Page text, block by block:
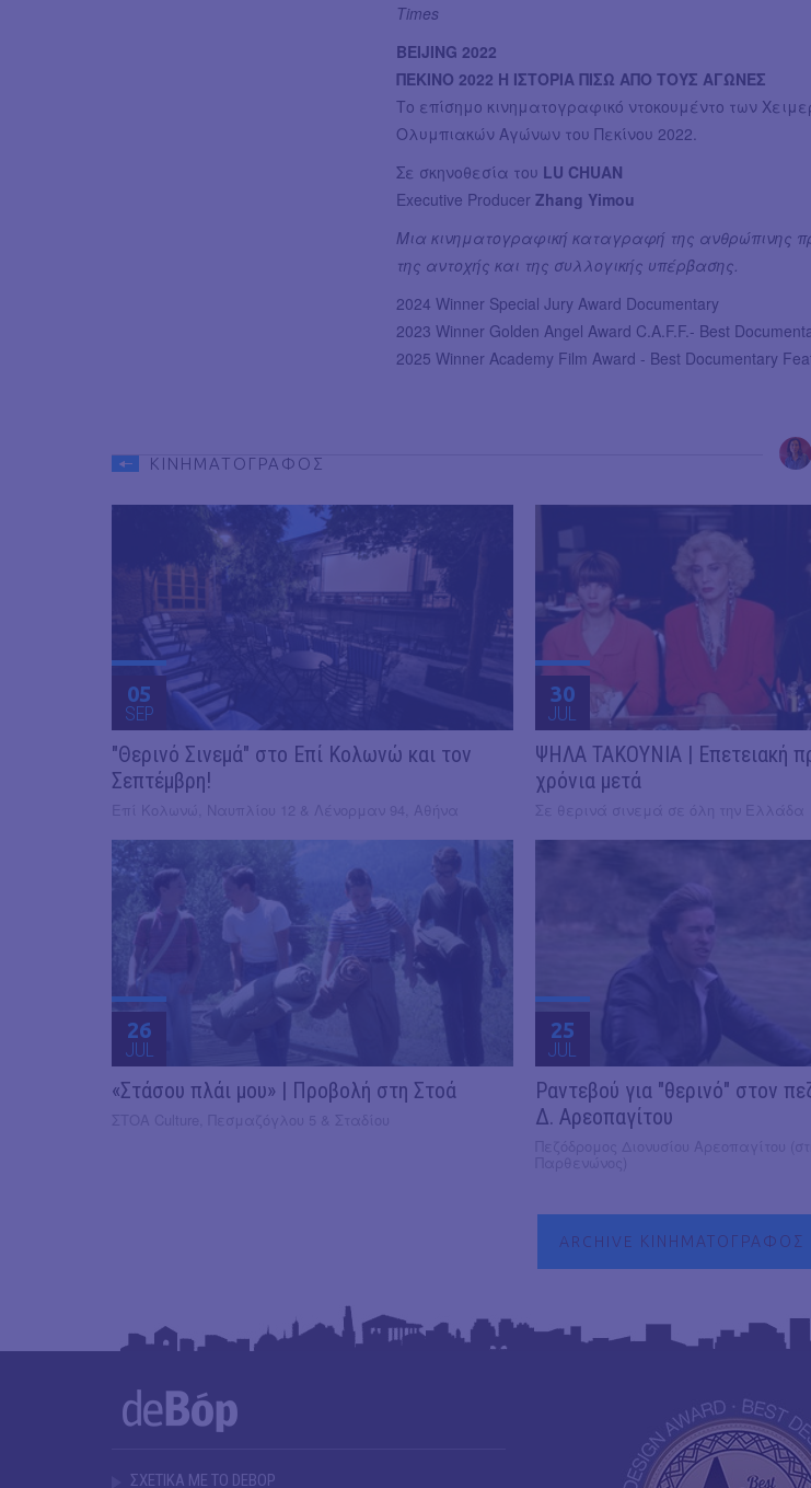
Times
BEIJING 2022
ΠΕΚΙΝΟ 2022 Η ΙΣΤΟΡΙΑ ΠΙΣΩ ΑΠΟ ΤΟΥΣ ΑΓΩΝΕΣ
Το επίσημο κινηματογραφικό ντοκουμέντο των
Ολυμπιακών Αγώνων του Πεκίνου 2022.
Σε σκηνοθεσία του LU CHUAN
Executive Producer Zhang Yimou
Μια κινηματογραφική καταγραφή της ανθρώπινης
της αντοχής και της συλλογικής υπέρβασης.
2024 Winner Special Jury Award Documentary
2023 Winner Golden Angel Award C.A.F.F.- Best
2025 Winner Academy Film Award - Best Documentary
ΚΙΝΗΜΑΤΟΓΡΑΦΟΣ
05
SEP
"Θερινό Σινεμά" στο Επί Κολωνώ και τον
Σεπτέμβρη!
30
JUL
ΨΗΛΑ ΤΑΚΟΥΝΙΑ | Επετειακή
χρόνια μετά
26
JUL
«Στάσου πλάι μου» | Προβολή στη Στοά
25
JUL
Ραντεβού για "θερινό" στον
Δ. Αρεοπαγίτου
ARCHIVE ΚΙΝΗΜΑΤΟΓΡΑΦΟΣ
ΣΧΕΤΙΚΑ ΜΕ ΤΟ DEBOP